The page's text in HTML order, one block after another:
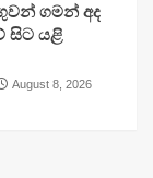
ගමන් අද
සිට යළි
August 8, 2026